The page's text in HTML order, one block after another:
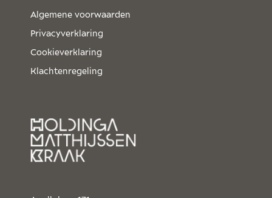
Algemene voorwaarden
Privacyverklaring
Cookieverklaring
Klachtenregeling